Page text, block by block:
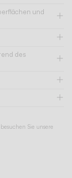
und
des
Sie unsere